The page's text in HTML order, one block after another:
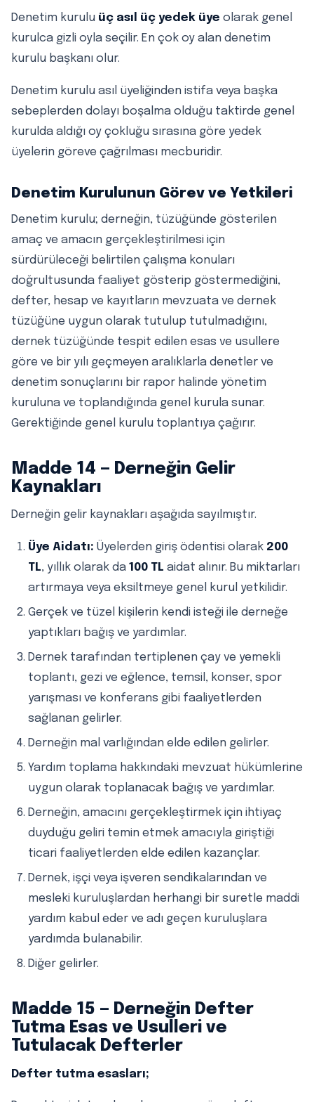
Denetim kurulu üç asıl üç yedek üye olarak genel
kurulca gizli oyla seçilir. En çok oy alan denetim
kurulu başkanı olur.
Denetim kurulu asıl üyeliğinden istifa veya başka
sebeplerden dolayı boşalma olduğu taktirde genel
kurulda aldığı oy çokluğu sırasına göre yedek
üyelerin göreve çağrılması mecburidir.
Denetim Kurulunun Görev ve Yetkileri
Denetim kurulu; derneğin, tüzüğünde gösterilen
amaç ve amacın gerçekleştirilmesi için
sürdürüleceği belirtilen çalışma konuları
doğrultusunda faaliyet gösterip göstermediğini,
defter, hesap ve kayıtların mevzuata ve dernek
tüzüğüne uygun olarak tutulup tutulmadığını,
dernek tüzüğünde tespit edilen esas ve usullere
göre ve bir yılı geçmeyen aralıklarla denetler ve
denetim sonuçlarını bir rapor halinde yönetim
kuruluna ve toplandığında genel kurula sunar.
Gerektiğinde genel kurulu toplantıya çağırır.
Madde 14 — Derneğin Gelir
Kaynakları
Derneğin gelir kaynakları aşağıda sayılmıştır.
Üye Aidatı: Üyelerden giriş ödentisi olarak 200
TL, yıllık olarak da 100 TL aidat alınır. Bu miktarları
artırmaya veya eksiltmeye genel kurul yetkilidir.
Gerçek ve tüzel kişilerin kendi isteği ile derneğe
yaptıkları bağış ve yardımlar.
Dernek tarafından tertiplenen çay ve yemekli
toplantı, gezi ve eğlence, temsil, konser, spor
yarışması ve konferans gibi faaliyetlerden
sağlanan gelirler.
Derneğin mal varlığından elde edilen gelirler.
Yardım toplama hakkındaki mevzuat hükümlerine
uygun olarak toplanacak bağış ve yardımlar.
Derneğin, amacını gerçekleştirmek için ihtiyaç
duyduğu geliri temin etmek amacıyla giriştiği
ticari faaliyetlerden elde edilen kazançlar.
Dernek, işçi veya işveren sendikalarından ve
mesleki kuruluşlardan herhangi bir suretle maddi
yardım kabul eder ve adı geçen kuruluşlara
yardımda bulanabilir.
Diğer gelirler.
Madde 15 — Derneğin Defter
Tutma Esas ve Usulleri ve
Tutulacak Defterler
Defter tutma esasları;